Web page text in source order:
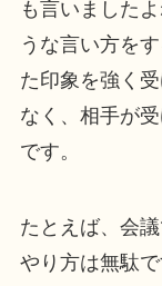
も言いました
うな言い方を
た印象を強く
なく、相手が
です。
たとえば、会
やり方は無駄